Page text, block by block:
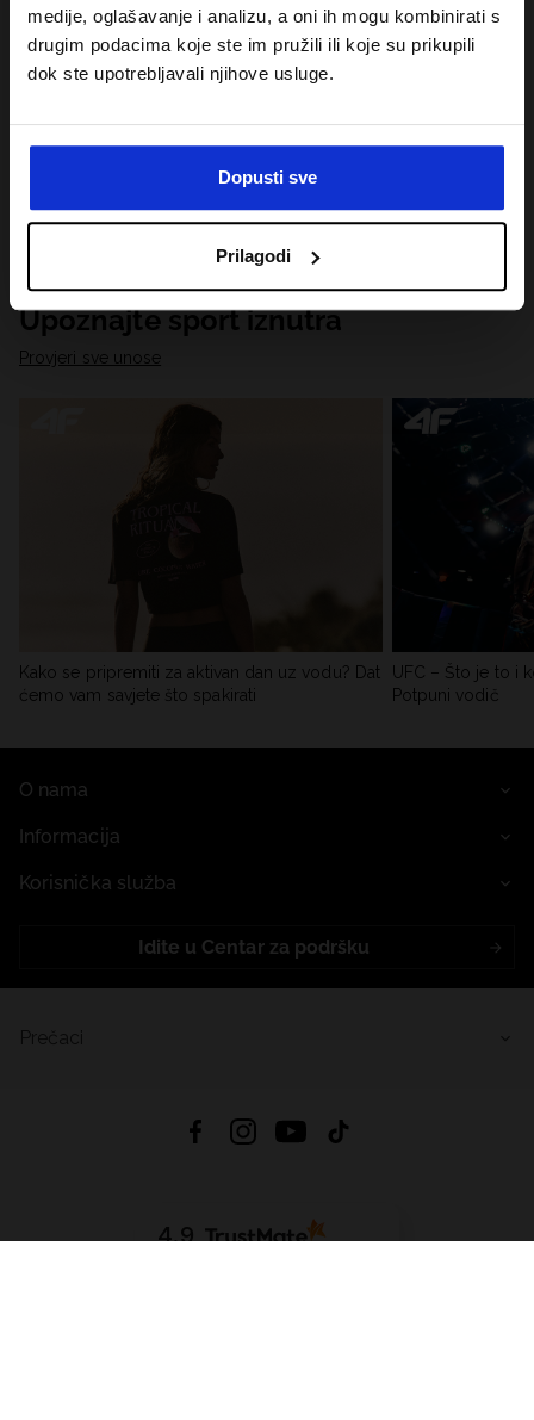
medije, oglašavanje i analizu, a oni ih mogu kombinirati s
drugim podacima koje ste im pružili ili koje su prikupili
dok ste upotrebljavali njihove usluge.
Dopusti sve
Prilagodi
Upoznajte sport iznutra
Provjeri sve unose
Kako se pripremiti za aktivan dan uz vodu? Dat
ćemo vam savjete što spakirati
UFC – Što je to i
Potpuni vodič
O nama
Informacija
Korisnička služba
Idite u Centar za podršku
4.9